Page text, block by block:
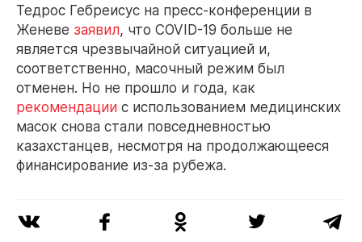
Тедрос Гебреисус на пресс-конференции в
Женеве заявил, что COVID-19 больше не
является чрезвычайной ситуацией и,
соответственно, масочный режим был
отменен. Но не прошло и года, как
рекомендации с использованием медицинских
масок снова стали повседневностью
казахстанцев, несмотря на продолжающееся
финансирование из-за рубежа.